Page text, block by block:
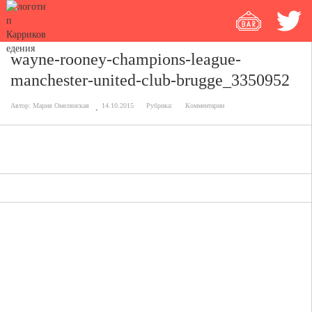
wayne-rooney-champions-league-
manchester-united-club-brugge_3350952
Автор: Мария Омелянская 14.10.2015 Рубрика: Комментарии